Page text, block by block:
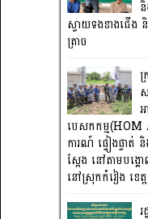
ស្វាយទងខាងជើង
ត្រាច
បេសកកម្ម(HOM
ការណ៍ ផ្ទៀងផ្ទាត់
ស្តែង នៅតាមបង្
នៅស្រុកកំរៀង ខេត្